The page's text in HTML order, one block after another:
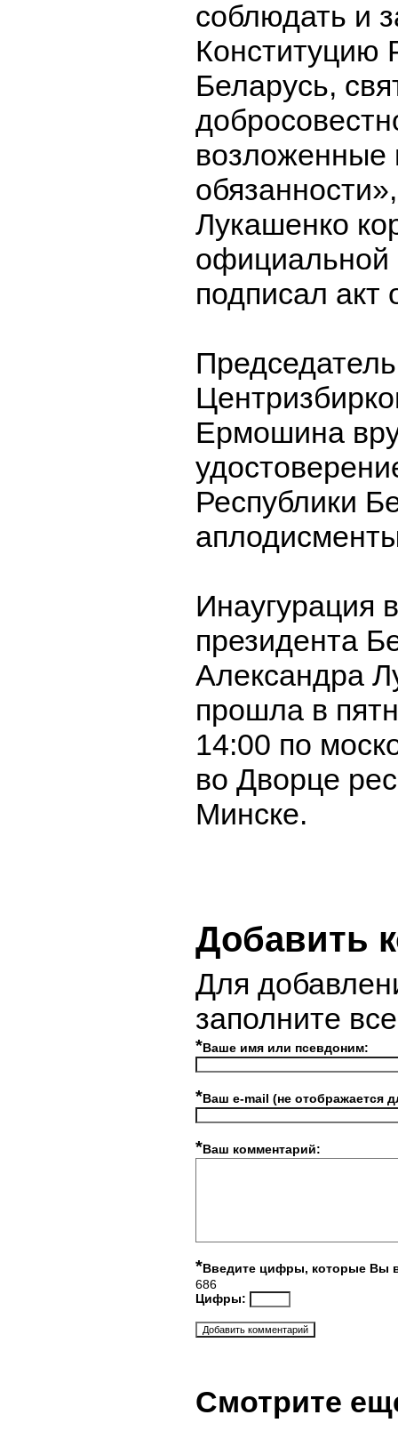
соблюдать и
Конституцию
Беларусь,
возложенные
Лукашенко
официальной
подписал акт
Председатель
Ермошина
Республики
Инаугурация
президента
Александра
прошла в
14:00 по
во Дворце
Минске.
Добавить
Для
заполните
*Ваше имя или псевдоним:
*Ваш e-mail (не отображается
*Ваш комментарий:
*Введите цифры, которые Вы
686
Цифры:
Смотрите